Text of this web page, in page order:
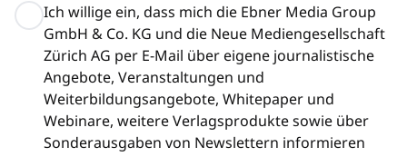
Ich willige ein, dass mich die Ebner Media Group
GmbH & Co. KG und die Neue Mediengesellschaft
Zürich AG per E-Mail über eigene journalistische
Angebote, Veranstaltungen und
Weiterbildungsangebote, Whitepaper und
Webinare, weitere Verlagsprodukte sowie über
Sonderausgaben von Newslettern informieren